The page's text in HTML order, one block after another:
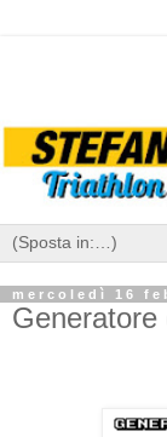
mercoledì 16
Generatore